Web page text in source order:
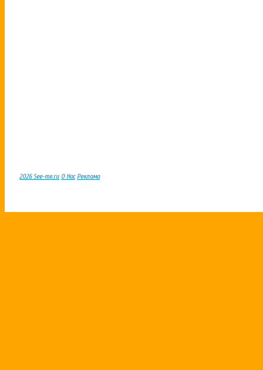
2026 See-me.ru О Нас Реклама